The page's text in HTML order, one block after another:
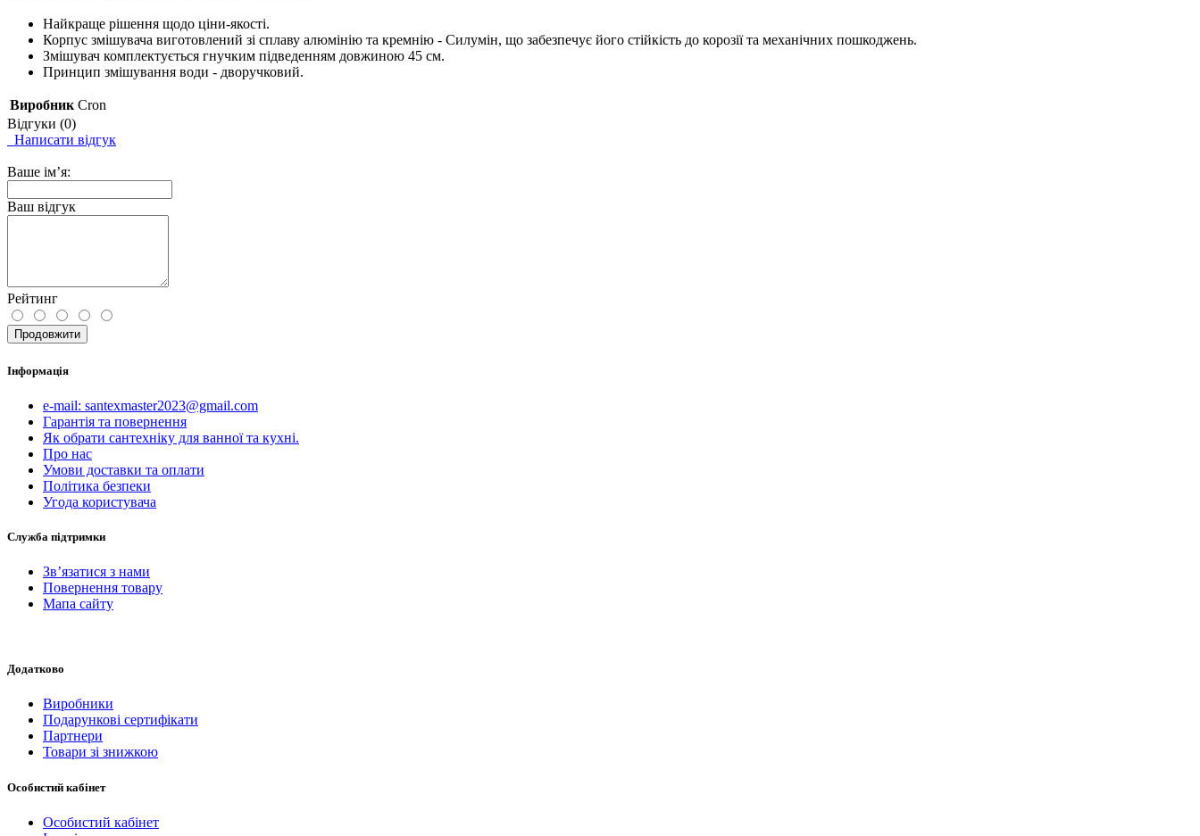
Найкраще рішення щодо ціни-якості.
Корпус змішувача виготовлений зі сплаву алюмінію та кремнію - Силумін, що забезпечує його стійкість до корозії та механічних пошкоджень.
Змішувач комплектується гнучким підведенням довжиною 45 см.
Принцип змішування води - дворучковий.
Виробник Cron
Відгуки (0)
Написати відгук
Ваше ім’я:
Ваш відгук
Рейтинг
Продовжити
Інформація
e-mail: santexmaster2023@gmail.com
Гарантія та повернення
Як обрати сантехніку для ванної та кухні.
Про нас
Умови доставки та оплати
Політика безпеки
Угода користувача
Служба підтримки
Зв’язатися з нами
Повернення товару
Мапа сайту
Додатково
Виробники
Подарункові сертифікати
Партнери
Товари зі знижкою
Особистий кабінет
Особистий кабінет